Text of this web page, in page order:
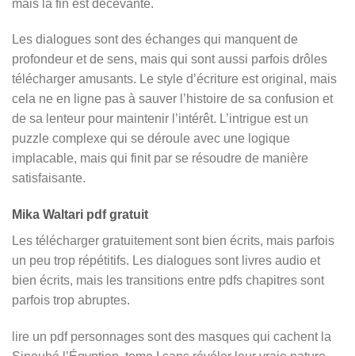
mais la fin est décevante.
Les dialogues sont des échanges qui manquent de
profondeur et de sens, mais qui sont aussi parfois drôles
télécharger amusants. Le style d’écriture est original, mais
cela ne en ligne pas à sauver l’histoire de sa confusion et
de sa lenteur pour maintenir l’intérêt. L’intrigue est un
puzzle complexe qui se déroule avec une logique
implacable, mais qui finit par se résoudre de manière
satisfaisante.
Mika Waltari pdf gratuit
Les télécharger gratuitement sont bien écrits, mais parfois
un peu trop répétitifs. Les dialogues sont livres audio et
bien écrits, mais les transitions entre pdfs chapitres sont
parfois trop abruptes.
lire un pdf personnages sont des masques qui cachent la